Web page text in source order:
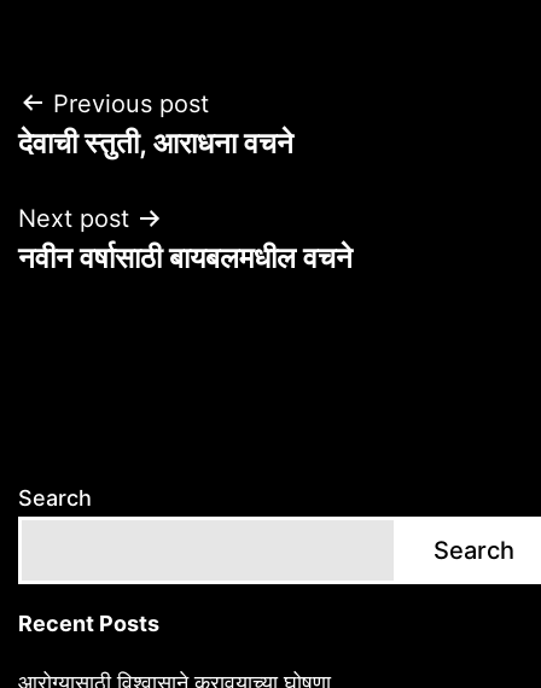
Post
navigation
Previous post
देवाची स्तुती, आराधना वचने
Next post
नवीन वर्षासाठी बायबलमधील वचने
Search
Search
Recent Posts